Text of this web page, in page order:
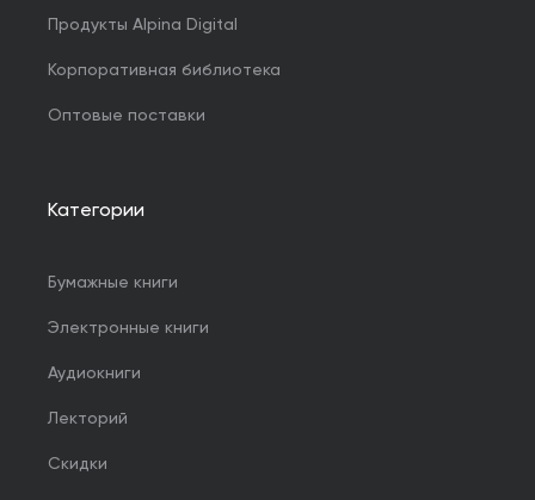
Продукты Alpina Digital
Корпоративная библиотека
Оптовые поставки
Категории
Бумажные книги
Электронные книги
Аудиокниги
Лекторий
Скидки